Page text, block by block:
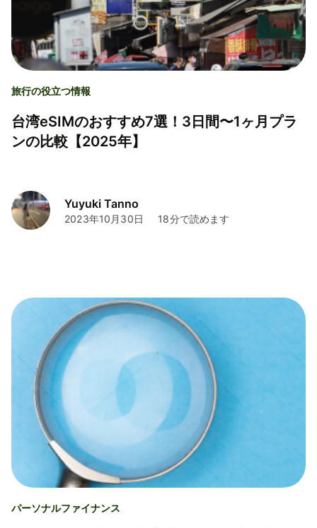
旅行の役立つ情報
台湾eSIMのおすすめ7選！3日間〜1ヶ月プラ
ンの比較【2025年】
Yuyuki Tanno
2023年10月30日 18分で読めます
パーソナルファイナンス